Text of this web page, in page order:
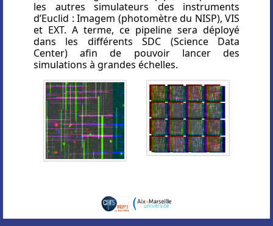
les autres simulateurs des instruments
d’Euclid : Imagem (photomètre du NISP), VIS
et EXT. A terme, ce pipeline sera déployé
dans les différents SDC (Science Data
Center) afin de pouvoir lancer des
simulations à grandes échelles.